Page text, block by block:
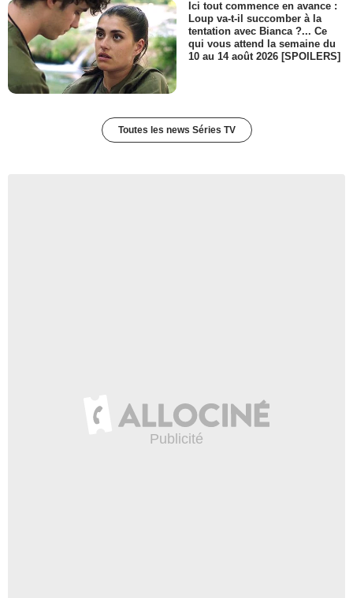
Ici tout commence en avance :
Loup va-t-il succomber à la
tentation avec Bianca ?... Ce
qui vous attend la semaine du
10 au 14 août 2026 [SPOILERS]
Toutes les news Séries TV